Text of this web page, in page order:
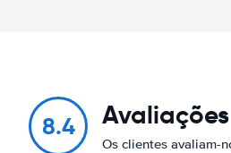
8.4
Os clientes avaliam-